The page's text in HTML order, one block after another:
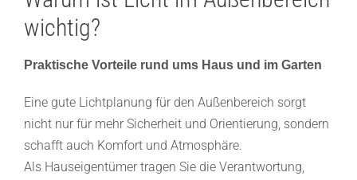
wichtig?
Praktische Vorteile rund ums Haus und im Garten
Eine gute Lichtplanung für den Außenbereich sorgt
nicht nur für mehr Sicherheit und Orientierung, sondern
schafft auch Komfort und Atmosphäre.
Als Hauseigentümer tragen Sie die Verantwortung,